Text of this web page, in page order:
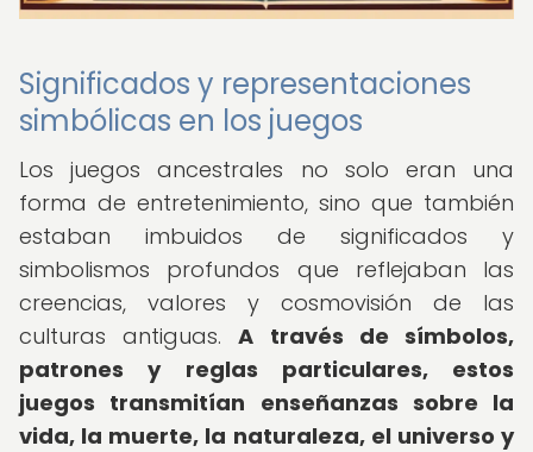
Significados y representaciones
simbólicas en los juegos
Los juegos ancestrales no solo eran una
forma de entretenimiento, sino que también
estaban imbuidos de significados y
simbolismos profundos que reflejaban las
creencias, valores y cosmovisión de las
culturas antiguas.A través de símbolos,
patrones y reglas particulares, estos
juegos transmitían enseñanzas sobre la
vida, la muerte, la naturaleza, el universo y